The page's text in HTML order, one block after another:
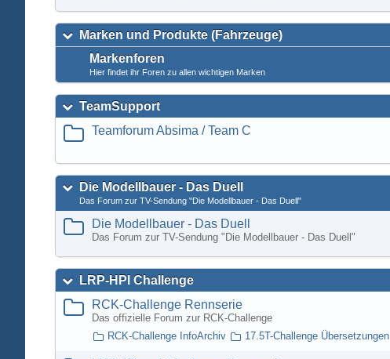
Marken und Produkte (Fahrzeuge)
Markenforen
Hier findet ihr Foren zu allen wichtigen Marken
TeamSupport
Teamforum Absima / Team C
Die Modellbauer - Das Duell
Das Forum zur TV-Sendung "Die Modellbauer - Das Duell"
Die Modellbauer - Das Duell
Das Forum zur TV-Sendung "Die Modellbauer - Das Duell"
LRP-HPI Challenge
RCK-Challenge Rennserie
Das offizielle Forum zur RCK-Challenge
RCK-Challenge InfoArchiv 17.5T-Challenge Übersetzungen